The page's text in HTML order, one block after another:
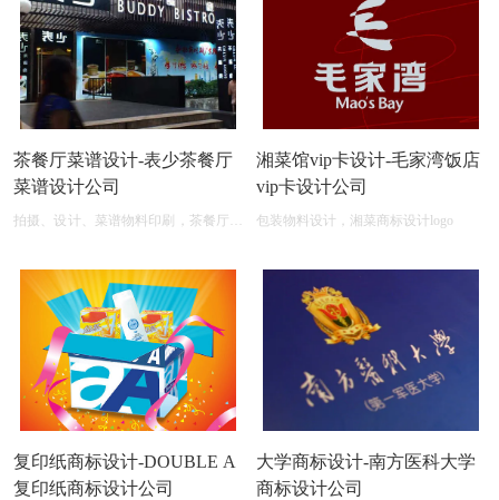
茶餐厅菜谱设计-表少茶餐厅
菜谱设计公司
拍摄、设计、菜谱物料印刷，茶餐厅菜
湘菜馆vip卡设计-毛家湾饭店
vip卡设计公司
包装物料设计，湘菜商标设计logo
复印纸商标设计-DOUBLE A
复印纸商标设计公司
大学商标设计-南方医科大学
商标设计公司